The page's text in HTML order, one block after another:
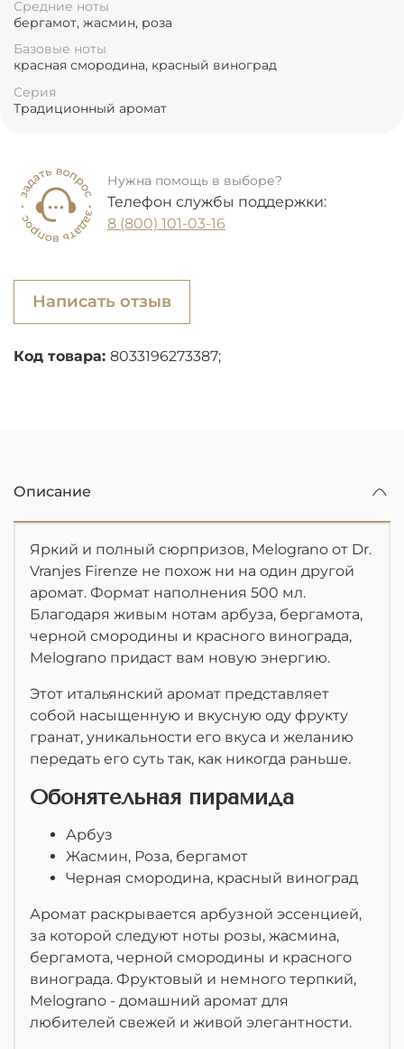
Средние ноты
бергамот, жасмин, роза
Базовые ноты
красная смородина, красный виноград
Серия
Традиционный аромат
Нужна помощь в выборе?
Телефон службы поддержки:
8 (800) 101-03-16
Написать отзыв
Код товара: 8033196273387;
Описание
Яркий и полный сюрпризов, Melograno от Dr.
Vranjes Firenze не похож ни на один другой
аромат. Формат наполнения 500 мл.
Благодаря живым нотам арбуза, бергамота,
черной смородины и красного винограда,
Melograno придаст вам новую энергию.
Этот итальянский аромат представляет
собой насыщенную и вкусную оду фрукту
гранат, уникальности его вкуса и желанию
передать его суть так, как никогда раньше.
Обонятельная пирамида
Арбуз
Жасмин, Роза, бергамот
Черная смородина, красный виноград
Аромат раскрывается арбузной эссенцией,
за которой следуют ноты розы, жасмина,
бергамота, черной смородины и красного
винограда. Фруктовый и немного терпкий,
Melograno - домашний аромат для
любителей свежей и живой элегантности.